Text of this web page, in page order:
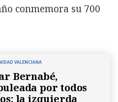
conmemora su 700
VALENCIANA
Bernabé,
por todos
la izquierda